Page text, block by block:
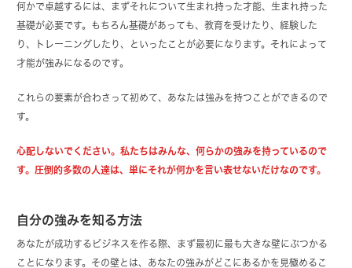
何かで卓越するには、まずそれについて生まれ持った才能、生まれ持った
基礎が必要です。もちろん基礎があっても、教育を受けたり、経験した
り、トレーニングしたり、といったことが必要になります。それによって
才能が強みになるのです。
これらの要素が合わさって初めて、あなたは強みを持つことができるので
す。
心配しないでください。私たちはみんな、何らかの強みを持っているので
す。圧倒的多数の人達は、単にそれが何かを言い表せないだけなのです。
自分の強みを知る方法
あなたが成功するビジネスを作る際、まず最初に最も大きな壁にぶつかる
ことになります。その壁とは、あなたの強みがどこにあるかを見極めるこ